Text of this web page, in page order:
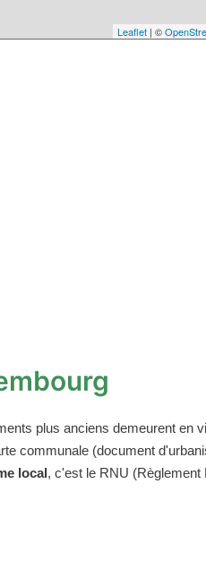
Leaflet | ©
plus anciens demeurent en
communale (document
local, c'est le RNU (Règlement